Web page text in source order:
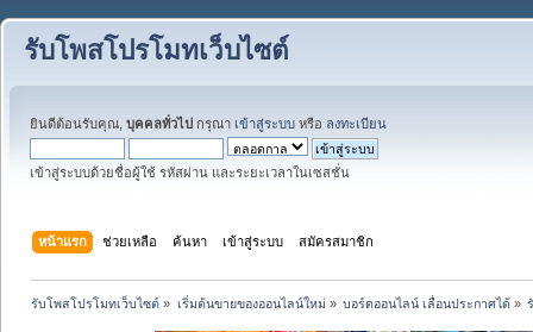
รับโพสโปรโมทเว็บไซต์
ยินดีต้อนรับคุณ, บุคคลทั่วไป กรุณา เข้าสู่ระบบ หรือ ลงทะเบียน
เข้าสู่ระบบด้วยชื่อผู้ใช้ รหัสผ่าน และระยะเวลาในเซสชั่น
หน้าแรก ช่วยเหลือ ค้นหา เข้าสู่ระบบ สมัครสมาชิก
รับโพสโปรโมทเว็บไซต์ » เริ่มต้นขายของออนไลน์ใหม่» บอร์ดออนไลน์ เลื่อนประกาศได้»